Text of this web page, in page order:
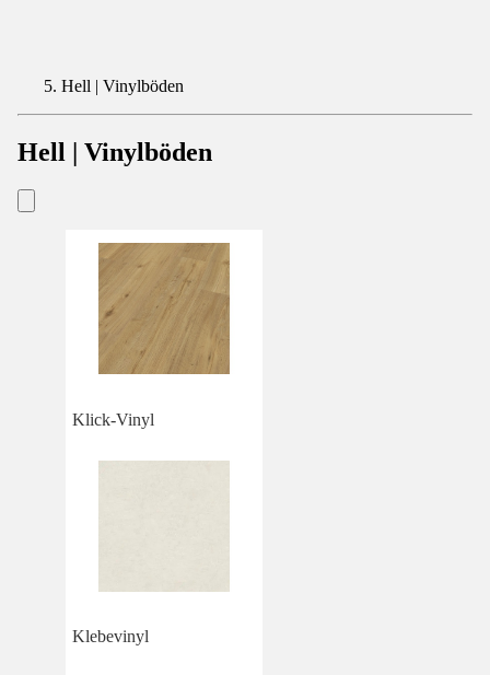
Hell | Vinylböden
Hell | Vinylböden
Klick-Vinyl
Klebevinyl